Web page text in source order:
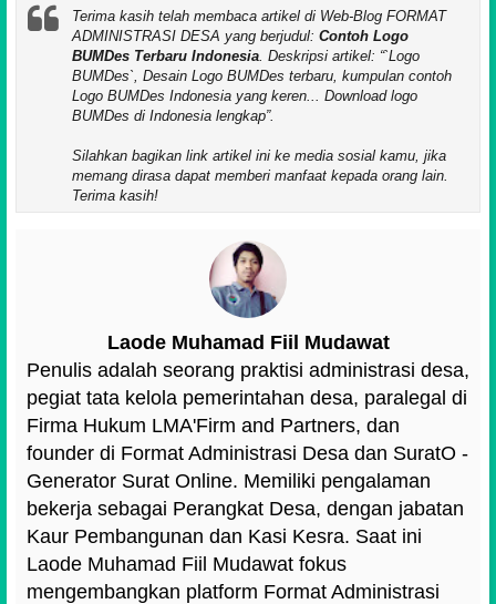
Terima kasih telah membaca artikel di Web-Blog FORMAT
ADMINISTRASI DESA yang berjudul: Contoh Logo
BUMDes Terbaru Indonesia . Deskripsi artikel: `Logo
BUMDes`, Desain Logo BUMDes terbaru, kumpulan contoh
Logo BUMDes Indonesia yang keren... Download logo
BUMDes di Indonesia lengkap .
Silahkan bagikan link artikel ini ke media sosial kamu, jika
memang dirasa dapat memberi manfaat kepada orang lain.
Terima kasih!
Laode Muhamad Fiil Mudawat
Penulis adalah seorang praktisi administrasi desa,
pegiat tata kelola pemerintahan desa, paralegal di
Firma Hukum LMA'Firm and Partners, dan
founder di Format Administrasi Desa dan SuratO -
Generator Surat Online. Memiliki pengalaman
bekerja sebagai Perangkat Desa, dengan jabatan
Kaur Pembangunan dan Kasi Kesra. Saat ini
Laode Muhamad Fiil Mudawat fokus
mengembangkan platform Format Administrasi